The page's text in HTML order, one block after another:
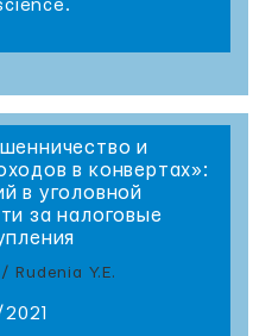
и
в конвертах»:
в уголовной
за налоговые
Rudenia Y.E.